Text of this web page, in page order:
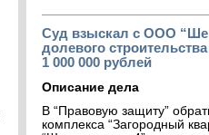
Суд взыскал с ООО
долевого
1 000 000 рублей
Описание дела
В “Правовую защиту”
комплекса “Загородный